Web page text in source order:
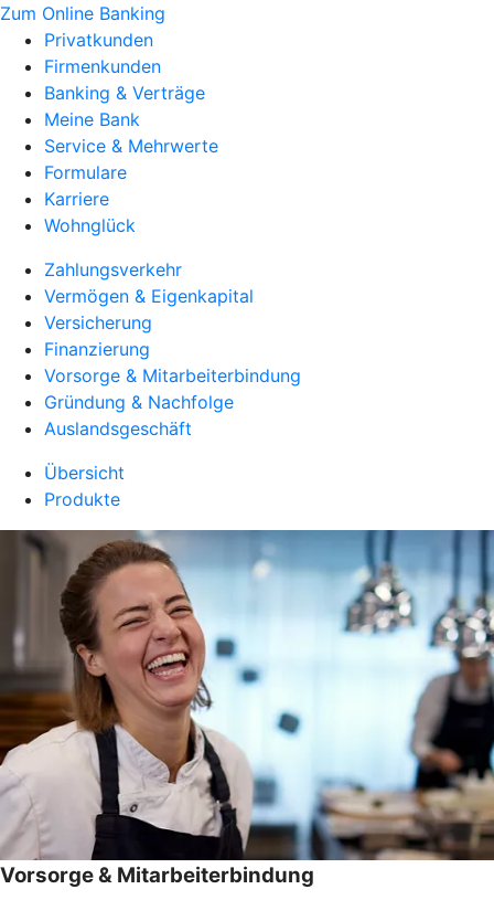
Zum Online Banking
Privatkunden
Firmenkunden
Banking & Verträge
Meine Bank
Service & Mehrwerte
Formulare
Karriere
Wohnglück
Zahlungsverkehr
Vermögen & Eigenkapital
Versicherung
Finanzierung
Vorsorge & Mitarbeiterbindung
Gründung & Nachfolge
Auslandsgeschäft
Übersicht
Produkte
Vorsorge & Mitarbeiterbindung